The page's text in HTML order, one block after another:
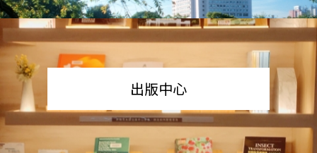
出版中心